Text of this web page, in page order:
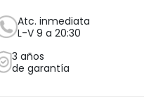
Atc. inmediata
L-V 9 a 20:30
3 años
de garantía